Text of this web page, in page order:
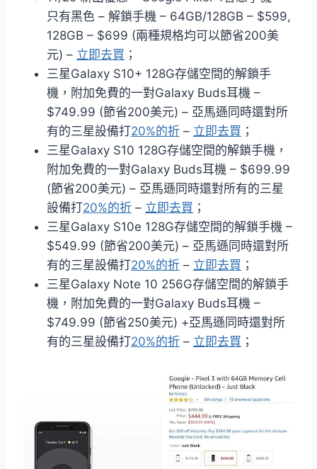
只有黑色 – 解鎖手機 – 64GB/128GB – $599,
128GB – $699 (兩種規格均可以節省200美
元) – 立即去買 ；
三星Galaxy S10+ 128G存儲空間的解鎖手
機，附加免費的一對Galaxy Buds耳機 –
$749.99 (節省200美元) – 亞馬遜同時還對所
有的三星設備打20%的折 – 立即去買 ；
三星Galaxy S10 128G存儲空間的解鎖手機，
附加免費的一對Galaxy Buds耳機 – $699.99
(節省200美元) – 亞馬遜同時還對所有的三星
設備打20%的折 – 立即去買 ；
三星Galaxy S10e 128G存儲空間的解鎖手機 –
$549.99 (節省200美元) – 亞馬遜同時還對所
有的三星設備打20%的折 – 立即去買 ；
三星Galaxy Note 10 256G存儲空間的解鎖手
機，附加免費的一對Galaxy Buds耳機 –
$749.99 (節省250美元) +亞馬遜同時還對所
有的三星設備打20%的折 – 立即去買 ；